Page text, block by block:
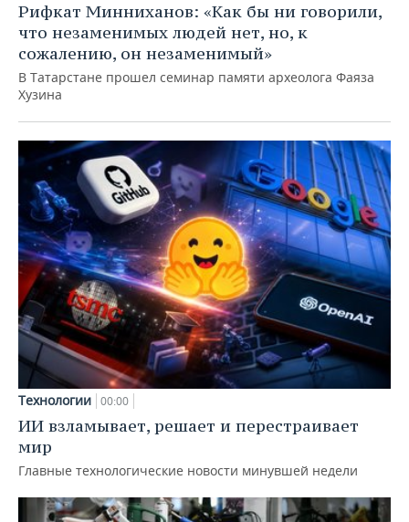
Рифкат Минниханов: «Как бы ни говорили,
что незаменимых людей нет, но, к
сожалению, он незаменимый»
В Татарстане прошел семинар памяти археолога Фаяза
Хузина
Технологии 00:00
ИИ взламывает, решает и перестраивает
мир
Главные технологические новости минувшей недели